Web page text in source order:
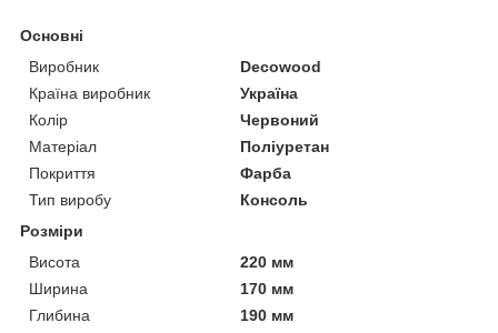
Основні
Виробник
Decowood
Країна виробник
Україна
Колір
Червоний
Матеріал
Поліуретан
Покриття
Фарба
Тип виробу
Консоль
Розміри
Висота
220 мм
Ширина
170 мм
Глибина
190 мм